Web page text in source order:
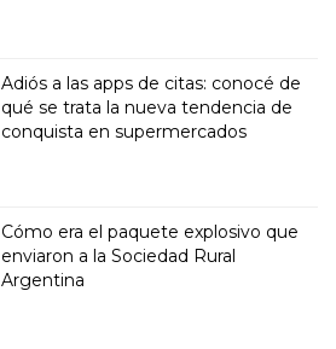
Adiós a las apps de citas: conocé de
qué se trata la nueva tendencia de
conquista en supermercados
Cómo era el paquete explosivo que
enviaron a la Sociedad Rural
Argentina